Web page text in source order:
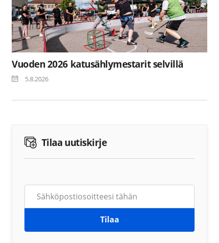
Vuoden 2026 katusählymestarit selvillä
5.8.2026
Tilaa uutiskirje
Tilaa